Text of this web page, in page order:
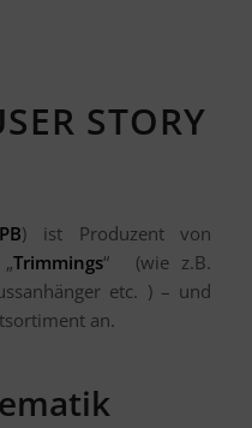
STORY
) ist Produzent von
Trimmings“ (wie z.B.
etc. ) – und
an.